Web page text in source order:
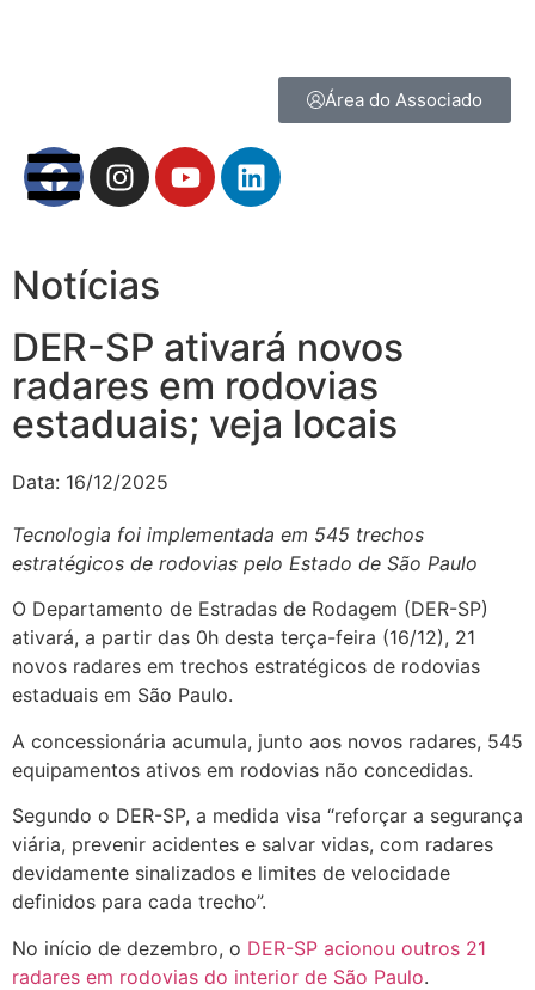
Área do Associado
Notícias
DER-SP ativará novos
radares em rodovias
estaduais; veja locais
Data: 16/12/2025
Tecnologia foi implementada em 545 trechos
estratégicos de rodovias pelo Estado de São Paulo
O Departamento de Estradas de Rodagem (DER-SP)
ativará, a partir das 0h desta terça-feira (16/12), 21
novos radares em trechos estratégicos de rodovias
estaduais em São Paulo.
A concessionária acumula, junto aos novos radares, 545
equipamentos ativos em rodovias não concedidas.
Segundo o DER-SP, a medida visa “reforçar a segurança
viária, prevenir acidentes e salvar vidas, com radares
devidamente sinalizados e limites de velocidade
definidos para cada trecho”.
No início de dezembro, o DER-SP acionou outros 21
radares em rodovias do interior de São Paulo.